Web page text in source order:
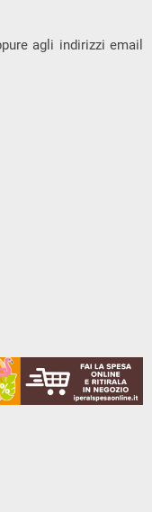
agli indirizzi email